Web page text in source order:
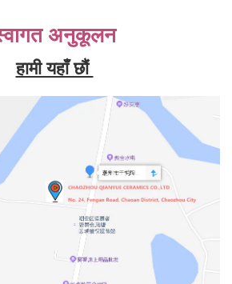
अनुकूलन
हामी यहाँ छौं